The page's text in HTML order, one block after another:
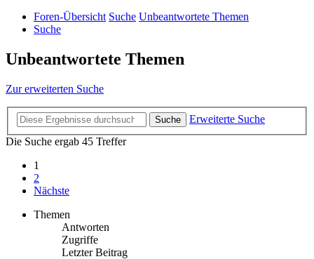
Foren-Übersicht Suche Unbeantwortete Themen
Suche
Unbeantwortete Themen
Zur erweiterten Suche
Suche
Erweiterte Suche
Die Suche ergab 45 Treffer
1
2
Nächste
Themen
Antworten
Zugriffe
Letzter Beitrag